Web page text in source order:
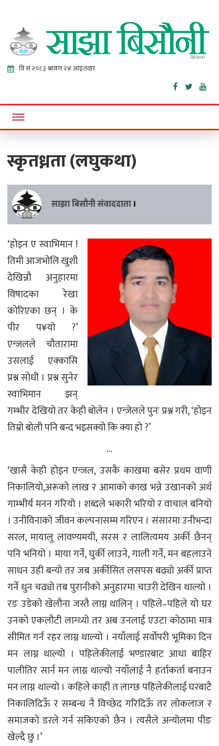
Sajha
Bisaunee
Online News Portal
स्कृतध्नता (लघुकथा)
साझा बिसौनी संवाददाता ।
‘होइन ए स्वाभिमान !
तिमी आजभोलि खुशी
देखिन्नौ अनुहारमा
विषादका रेखा
कोरिएका छन् । के
पीर प¥यो ?’
एन्जलले चौतारामा
उसलाई एक्कासि
प्रश्न सोधी । प्रश्न सुनेर
स्वाभिमान झन्
गम्भीर देखियो तर केही बोलेन । एन्जेलले पुनः प्रश्न गरी, ‘होइन
तिम्रो बोली पनि बन्द भइसक्यो कि क्या हो ?’
…
‘खासै केही होइन एन्जल, उसकै काखमा बसेर प्रथम वाणी
निकालियो,अरूको लाख र आमाको काख भन्ने उखानको अर्थ
गाम्भीर्य मनन गरियो । शब्दले भकारी भरियो र वाचाल बनियो
। उनीविनाको जीवन कल्पनासम्म गरिएन । संसारमा उनीभन्दा
सरल, मायालु लावण्यमयी, सरस र लालित्यमय अर्की छैनन्
पनि भनियो । माया गर्ने, घुर्की लाउने, गाली गर्ने, मन बहलाउने
साधन उही बन्यो तर जब अर्कीसित लसपस बढ्यो अर्की प्राप्त
गर्ने धुन चढ्यो तब पुरानीको अनुहारमा चाउरी देखिन थाल्यो ।
रङ उडेको खेलौना जस्तै लाग्न थालिन् । पहिले–पहिले यो घर
उनको एकलौटी लाग्थ्यो तर अब उनलाई एउटा कोठामा मात्र
सीमित गर्न रहर लाग्न थाल्यो । नयाँलाई सर्वोपरी भूमिका दिन
मन लाग्न थाल्यो । पहिलेकीलाई भण्डारबाट आधा बाहिर
पालीतिर सार्न मन लाग्न थाल्यो नयाँलाई नै हर्ताकर्ता बनाउन
मन लाग्न थाल्यो । कहिले काहीं त लाग्छ पहिलेकीलाई घरबाटै
निकालिदिऊँ र सम्बन्ध नै विच्छेद गरिदिऊँ तर लोकलाज र
समाजको डरले गर्न सकिएको छैन । त्यसैले अन्योलमा पीङ
खेल्दै छु ।’